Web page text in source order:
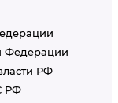
Федерации
РФ
РФ